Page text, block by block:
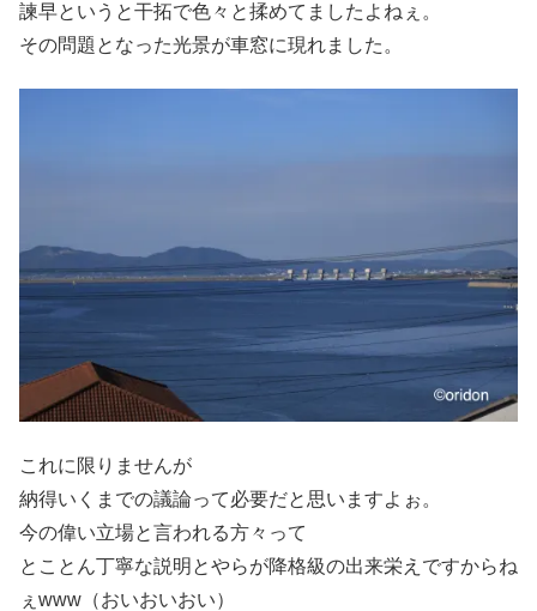
諫早というと干拓で色々と揉めてましたよねぇ。
その問題となった光景が車窓に現れました。
これに限りませんが
納得いくまでの議論って必要だと思いますよぉ。
今の偉い立場と言われる方々って
とことん丁寧な説明とやらが降格級の出来栄えですからね
ぇwww（おいおいおい）